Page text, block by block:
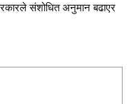
संशोधित अनुमान बढाएर